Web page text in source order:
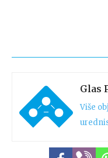
Glas
Više